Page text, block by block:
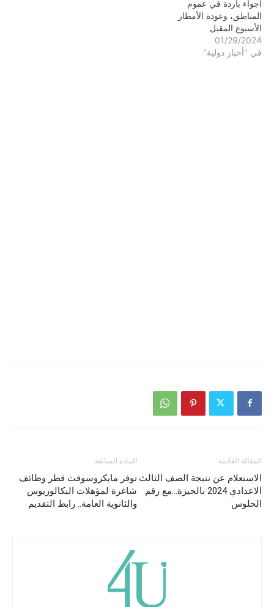
أجواء باردة في عموم
المناطق، وعودة الأمطار
الأسبوع المقبل
01/29/2024
في "أخبار دولية"
المادة السابقة
توفر مايكروسوفت قطر وظائف
شاغرة لمؤهلات البكالوريوس
والثانوية العامة.. رابط التقديم
المقالة القادمة
الاستعلام عن نتيجة الصف الثالث
الاعدادي 2024 بالجيزة…مع رقم
الجلوس